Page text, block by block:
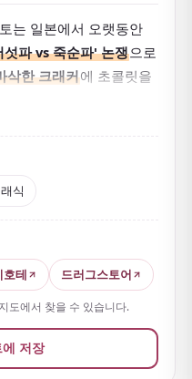
는 일본에서 오랫동안
섯파 vs 죽순파' 논쟁으로
삭한 크래커에 초콜릿을
다.
것도 즐거움입니다.
식
호테 드러그스토어
도에서 찾을 수 있습니다.
저장